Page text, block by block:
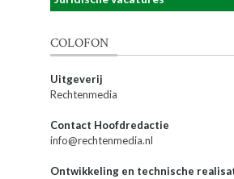
COLOFON
Uitgeverij
Rechtenmedia
Contact Hoofdredactie
info@rechtenmedia.nl
Ontwikkeling en technische